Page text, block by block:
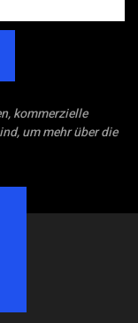
kommerzielle
um mehr über die